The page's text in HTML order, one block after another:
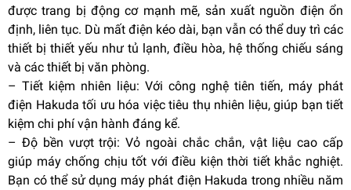
được trang bị động cơ mạnh mẽ, sản xuất nguồn điện ổn
định, liên tục. Dù mất điện kéo dài, bạn vẫn có thể duy trì các
thiết bị thiết yếu như tủ lạnh, điều hòa, hệ thống chiếu sáng
và các thiết bị văn phòng.
– Tiết kiệm nhiên liệu: Với công nghệ tiên tiến, máy phát
điện Hakuda tối ưu hóa việc tiêu thụ nhiên liệu, giúp bạn tiết
kiệm chi phí vận hành đáng kể.
– Độ bền vượt trội: Vỏ ngoài chắc chắn, vật liệu cao cấp
giúp máy chống chịu tốt với điều kiện thời tiết khắc nghiệt.
Bạn có thể sử dụng máy phát điện Hakuda trong nhiều năm